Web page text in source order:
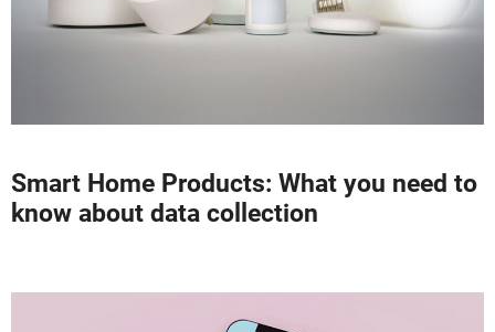
Smart Home Products: What you need to
know about data collection